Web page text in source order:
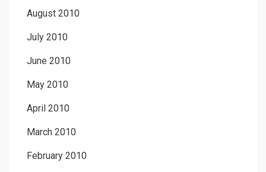
August 2010
July 2010
June 2010
May 2010
April 2010
March 2010
February 2010